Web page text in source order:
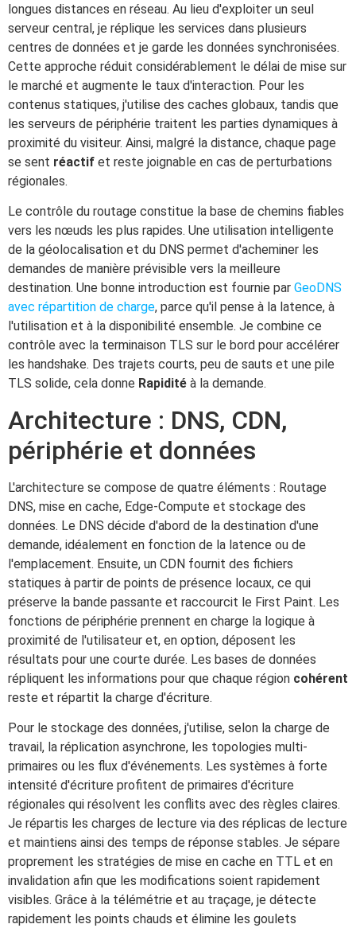
longues distances en réseau. Au lieu d'exploiter un seul
serveur central, je réplique les services dans plusieurs
centres de données et je garde les données synchronisées.
Cette approche réduit considérablement le délai de mise sur
le marché et augmente le taux d'interaction. Pour les
contenus statiques, j'utilise des caches globaux, tandis que
les serveurs de périphérie traitent les parties dynamiques à
proximité du visiteur. Ainsi, malgré la distance, chaque page
se sent réactif et reste joignable en cas de perturbations
régionales.
Le contrôle du routage constitue la base de chemins fiables
vers les nœuds les plus rapides. Une utilisation intelligente
de la géolocalisation et du DNS permet d'acheminer les
demandes de manière prévisible vers la meilleure
destination. Une bonne introduction est fournie par GeoDNS
avec répartition de charge, parce qu'il pense à la latence, à
l'utilisation et à la disponibilité ensemble. Je combine ce
contrôle avec la terminaison TLS sur le bord pour accélérer
les handshake. Des trajets courts, peu de sauts et une pile
TLS solide, cela donne Rapidité à la demande.
Architecture : DNS, CDN,
périphérie et données
L'architecture se compose de quatre éléments : Routage
DNS, mise en cache, Edge-Compute et stockage des
données. Le DNS décide d'abord de la destination d'une
demande, idéalement en fonction de la latence ou de
l'emplacement. Ensuite, un CDN fournit des fichiers
statiques à partir de points de présence locaux, ce qui
préserve la bande passante et raccourcit le First Paint. Les
fonctions de périphérie prennent en charge la logique à
proximité de l'utilisateur et, en option, déposent les
résultats pour une courte durée. Les bases de données
répliquent les informations pour que chaque région cohérent
reste et répartit la charge d'écriture.
Pour le stockage des données, j'utilise, selon la charge de
travail, la réplication asynchrone, les topologies multi-
primaires ou les flux d'événements. Les systèmes à forte
intensité d'écriture profitent de primaires d'écriture
régionales qui résolvent les conflits avec des règles claires.
Je répartis les charges de lecture via des réplicas de lecture
et maintiens ainsi des temps de réponse stables. Je sépare
proprement les stratégies de mise en cache en TTL et en
invalidation afin que les modifications soient rapidement
visibles. Grâce à la télémétrie et au traçage, je détecte
rapidement les points chauds et élimine les goulets